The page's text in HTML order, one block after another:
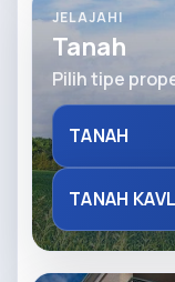
JELAJAHI
Tanah
Pilih tipe
TANAH
TANAH